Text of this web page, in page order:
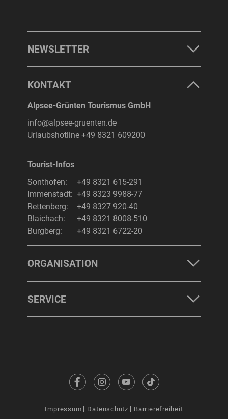
NEWSLETTER
KONTAKT
Alpsee-Grünten Tourismus GmbH
info@alpsee-gruenten.de
Urlaubshotline +49 8321 609200
Tourist-Infos
Sonthofen:
+49 8321 615-291
Immenstadt: +49 8323 9988-77
Rettenberg:
+49 8327 920-40
Blaichach:
+49 8321 8008-510
Burgberg:
+49 8321 6722-20
ORGANISATION
SERVICE
Impressum Datenschutz Barrierefreiheit